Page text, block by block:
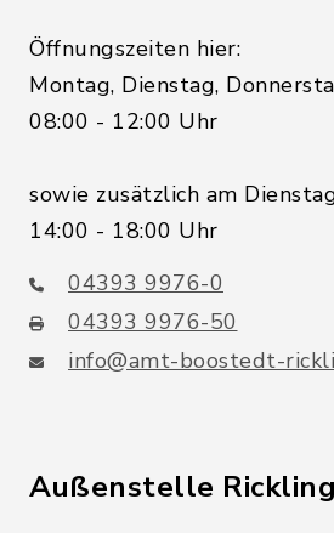
Öffnungszeiten hier:
Montag, Dienstag,
08:00 - 12:00 Uhr
sowie zusätzlich am
14:00 - 18:00 Uhr
04393 9976-0
04393 9976-50
info@amt-boostedt-
Außenstelle Rickling